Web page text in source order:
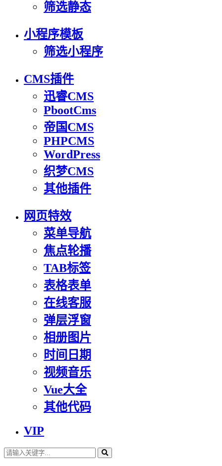
筛选静态
小程序模板
筛选小程序
CMS插件
迅睿CMS
PbootCms
帝国CMS
PHPCMS
WordPress
织梦CMS
其他插件
网页特效
菜单导航
焦点轮播
TAB标签
表格表单
在线客服
弹层浮窗
相册图片
时间日期
视频音乐
Vue大全
其他代码
VIP